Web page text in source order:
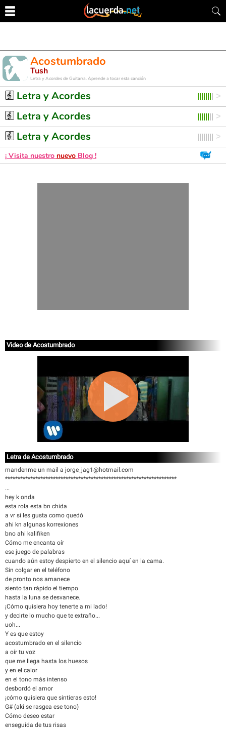
Acostumbrado
Tush
Letra y Acordes de Guitarra. Aprende a tocar esta canción
Letra y Acordes
Letra y Acordes
Letra y Acordes
¡ Visita nuestro nuevo Blog !
Video de Acostumbrado
Letra de Acostumbrado
mandenme un mail a jorge_jag1@hotmail.com
********************************************************************
...
hey k onda
esta rola esta bn chida
a vr si les gusta como quedó
ahi kn algunas korrexiones
bno ahi kalifiken
Cómo me encanta oír
ese juego de palabras
cuando aún estoy despierto en el silencio aquí en la cama.
Sin colgar en el teléfono
de pronto nos amanece
siento tan rápido el tiempo
hasta la luna se desvanece.
¡Cómo quisiera hoy tenerte a mi lado!
y decirte lo mucho que te extraño...
uoh...
Y es que estoy
acostumbrado en el silencio
a oír tu voz
que me llega hasta los huesos
y en el calor
en el tono más intenso
desbordó el amor
¡cómo quisiera que sintieras esto!
G# (aki se rasgea ese tono)
Cómo deseo estar
enseguida de tus risas